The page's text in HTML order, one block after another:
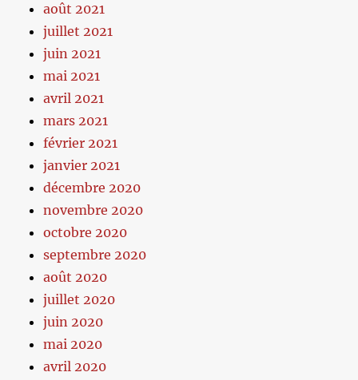
août 2021
juillet 2021
juin 2021
mai 2021
avril 2021
mars 2021
février 2021
janvier 2021
décembre 2020
novembre 2020
octobre 2020
septembre 2020
août 2020
juillet 2020
juin 2020
mai 2020
avril 2020